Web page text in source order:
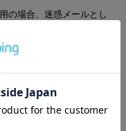
の場合、迷惑メールとし